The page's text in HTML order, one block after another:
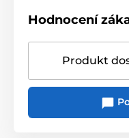
Hodnocení
Produkt